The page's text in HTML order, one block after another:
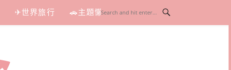
✈世界旅行 🚗主題懶人包